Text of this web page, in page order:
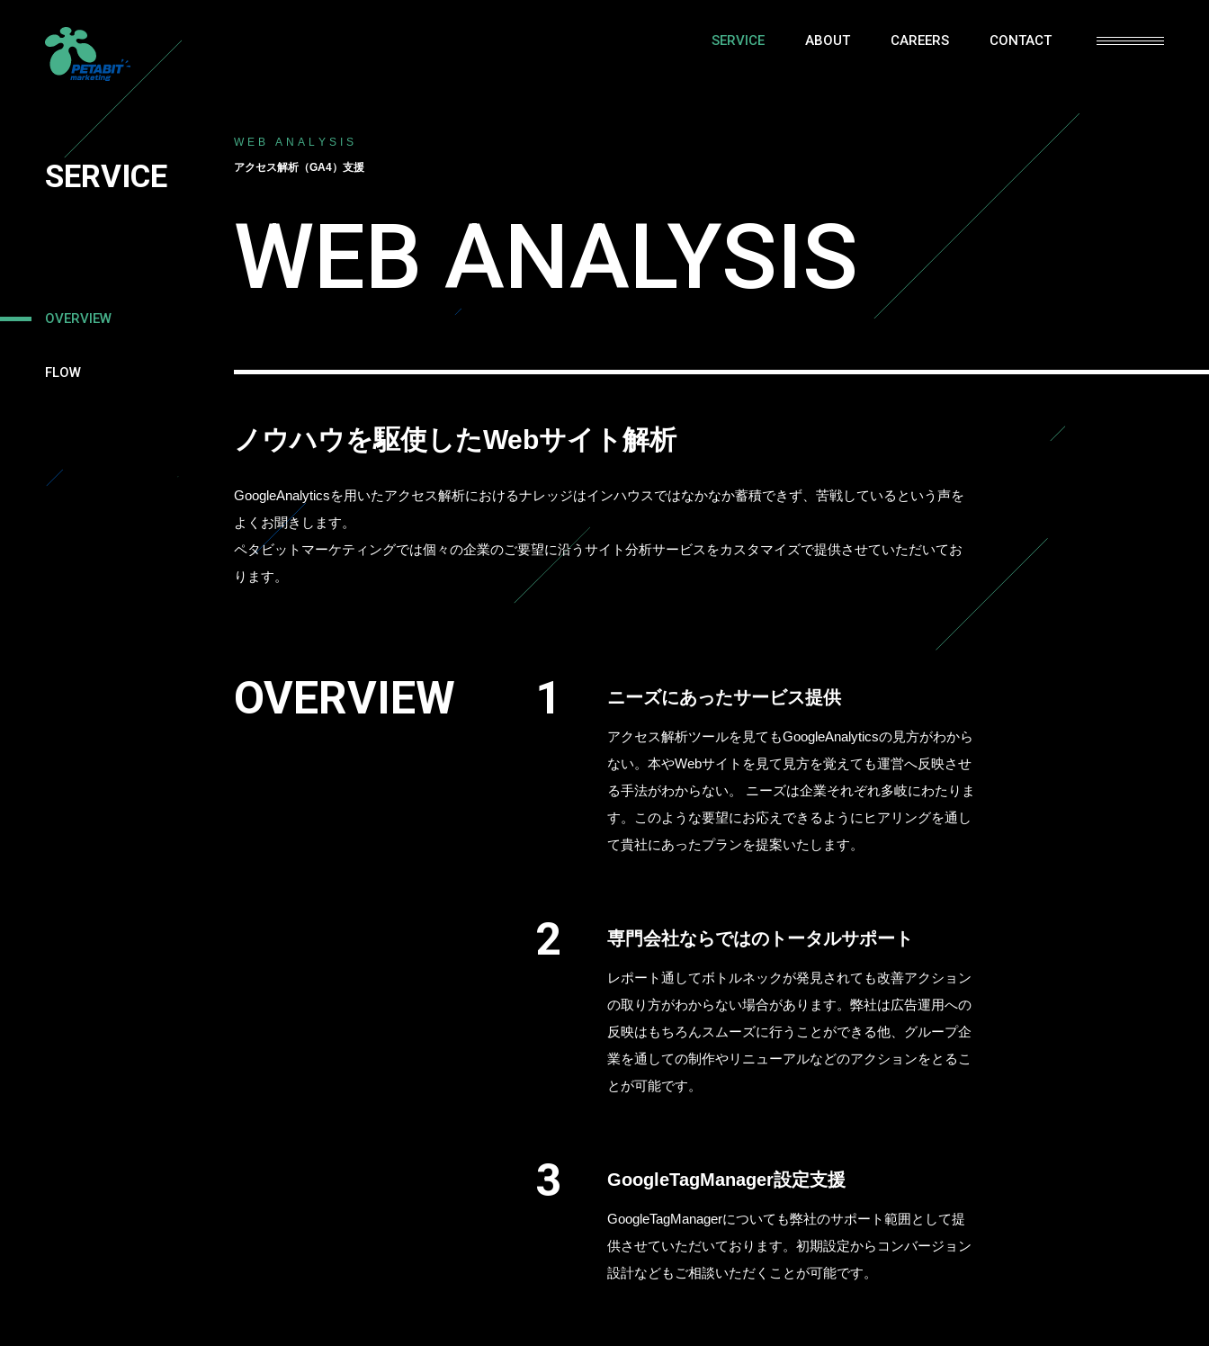
SERVICE ABOUT CAREERS CONTACT
SERVICE
OVERVIEW
FLOW
WEB ANALYSIS
アクセス解析（GA4）支援
WEB ANALYSIS
ノウハウを駆使したWebサイト解析
GoogleAnalyticsを用いたアクセス解析におけるナレッジはインハウスではなかなか蓄積できず、苦戦しているという声を
よくお聞きします。
ペタビットマーケティングでは個々の企業のご要望に沿うサイト分析サービスをカスタマイズで提供させていただいてお
ります。
OVERVIEW ニーズにあったサービス提供
アクセス解析ツールを見てもGoogleAnalyticsの見方がわから
ない。本やWebサイトを見て見方を覚えても運営へ反映させ
る手法がわからない。 ニーズは企業それぞれ多岐にわたりま
す。このような要望にお応えできるようにヒアリングを通し
て貴社にあったプランを提案いたします。
専門会社ならではのトータルサポート
レポート通してボトルネックが発見されても改善アクション
の取り方がわからない場合があります。弊社は広告運用への
反映はもちろんスムーズに行うことができる他、グループ企
業を通しての制作やリニューアルなどのアクションをとるこ
とが可能です。
GoogleTagManager設定支援
GoogleTagManagerについても弊社のサポート範囲として提
供させていただいております。初期設定からコンバージョン
設計などもご相談いただくことが可能です。